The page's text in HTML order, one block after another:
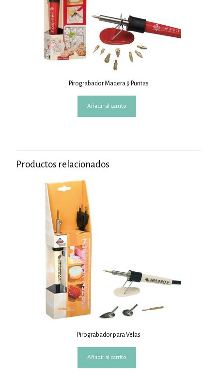
Pirograbador Madera 9 Puntas
Añadir al carrito
Productos relacionados
Pirograbador para Velas
Añadir al carrito